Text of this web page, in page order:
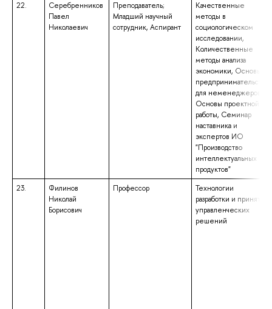
22.
Серебренников
Павел
Николаевич
Преподаватель;
Младший научный
сотрудник, Аспирант
Качественные
методы в
социологическом
исследовании,
Количественные
методы анализа
экономики, Основы
предпринимательства
для неменеджеров,
Основы проектной
работы, Семинар
наставника и
экспертов ИО
"Производство
интеллектуальных
продуктов"
23.
Филинов
Николай
Борисович
Профессор
Технологии
разработки и принятия
управленческих
решений